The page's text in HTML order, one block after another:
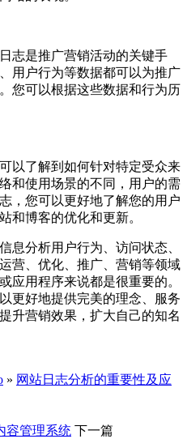
志是推广营销活动的关键手
用户行为等数据都可以为推广
您可以根据这些数据和行为历
以了解到如何针对特定受众来
和使用场景的不同，用户的需
，您可以更好地了解您的用户
和博客的优化和更新。
息分析用户行为、访问状态、
营、优化、推广、营销等领域
应用程序来说都是很重要的。
更好地提供完美的理念、服务
升营销效果，扩大自己的知名
» 网站日志分析的重要性及应
容管理系统 下一篇